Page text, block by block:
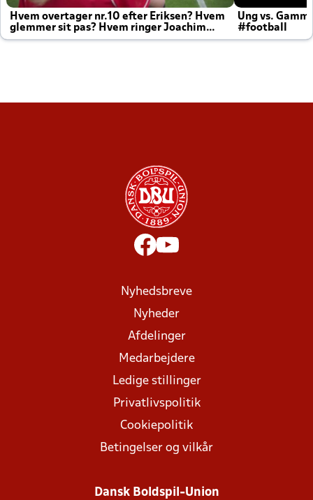
Hvem overtager nr.10 efter Eriksen? Hvem
glemmer sit pas? Hvem ringer Joachim
altid til efter kampe?
Ung vs.
#football
Nyhedsbreve
Nyheder
Afdelinger
Medarbejdere
Ledige stillinger
Privatlivspolitik
Cookiepolitik
Betingelser og vilkår
Dansk Boldspil-Union